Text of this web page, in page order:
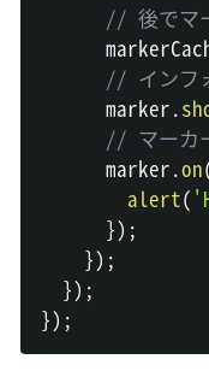
// 後でマ
// インフ
      marker
.
// マーカ
      marker
.on
alert(
}) ;
}) ;
}) ;
}) ;